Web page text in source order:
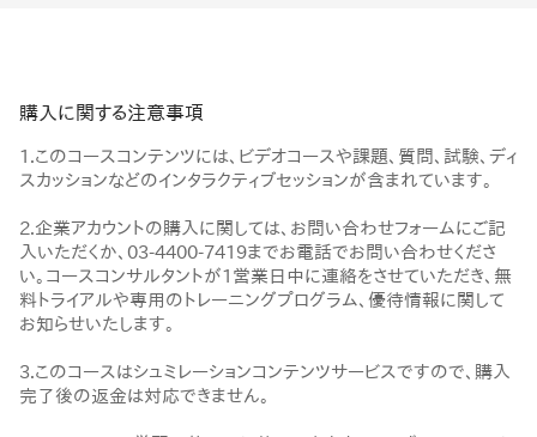
購入に関する注意事項
1.このコースコンテンツには、ビデオコースや課題、質問、試験、ディ
スカッションなどのインタラクティブセッションが含まれています。
2.企業アカウントの購入に関しては、お問い合わせフォームにご記
入いただくか、03-4400-7419までお電話でお問い合わせくださ
い。コースコンサルタントが1営業日中に連絡をさせていただき、無
料トライアルや専用のトレーニングプログラム、優待情報に関して
お知らせいたします。
3.このコースはシュミレーションコンテンツサービスですので、購入
完了後の返金は対応できません。